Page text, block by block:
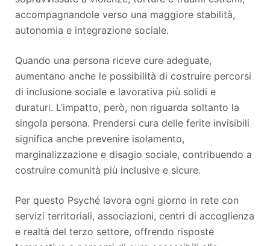
accompagnandole verso una maggiore stabilità,
autonomia e integrazione sociale.
Quando una persona riceve cure adeguate,
aumentano anche le possibilità di costruire percorsi
di inclusione sociale e lavorativa più solidi e
duraturi. L’impatto, però, non riguarda soltanto la
singola persona. Prendersi cura delle ferite invisibili
significa anche prevenire isolamento,
marginalizzazione e disagio sociale, contribuendo a
costruire comunità più inclusive e sicure.
Per questo Psyché lavora ogni giorno in rete con
servizi territoriali, associazioni, centri di accoglienza
e realtà del terzo settore, offrendo risposte